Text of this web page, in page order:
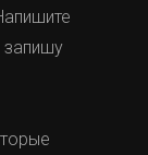
запишу